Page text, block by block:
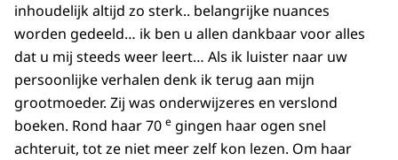
inhoudelijk altijd zo sterk.. belangrijke nuances
worden gedeeld… ik ben u allen dankbaar voor alles
dat u mij steeds weer leert… Als ik luister naar uw
persoonlijke verhalen denk ik terug aan mijn
grootmoeder. Zij was onderwijzeres en verslond
boeken. Rond haar 70 e gingen haar ogen snel
achteruit, tot ze niet meer zelf kon lezen. Om haar